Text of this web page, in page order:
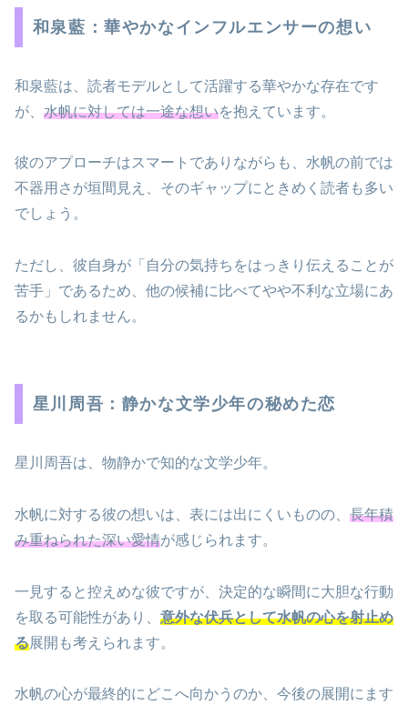
和泉藍：華やかなインフルエンサーの想い
和泉藍は、読者モデルとして活躍する華やかな存在です
が、 水帆に対しては一途な想いを抱えています。
彼のアプローチはスマートでありながらも、水帆の前では
不器用さが垣間見え、そのギャップにときめく読者も多い
でしょう。
ただし、彼自身が「自分の気持ちをはっきり伝えることが
苦手」であるため、他の候補に比べてやや不利な立場にあ
るかもしれません。
星川周吾：静かな文学少年の秘めた恋
星川周吾は、物静かで知的な文学少年。
水帆に対する彼の想いは、表には出にくいものの、 長年積
み重ねられた深い愛情が感じられます。
一見すると控えめな彼ですが、決定的な瞬間に大胆な行動
を取る可能性があり、 意外な伏兵として水帆の心を射止め
る展開も考えられます。
水帆の心が最終的にどこへ向かうのか、今後の展開にます